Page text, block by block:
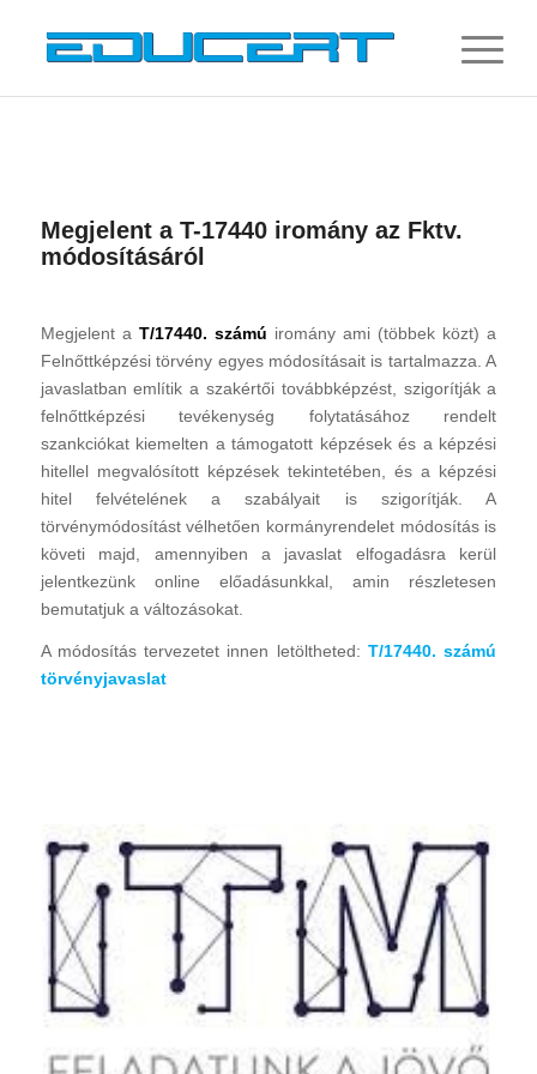
Megjelent a T-17440 iromány az Fktv.
módosításáról
Megjelent a T/17440. számú iromány ami (többek közt) a
Felnőttképzési törvény egyes módosításait is tartalmazza. A
javaslatban említik a szakértői továbbképzést, szigorítják a
felnőttképzési tevékenység folytatásához rendelt
szankciókat kiemelten a támogatott képzések és a képzési
hitellel megvalósított képzések tekintetében, és a képzési
hitel felvételének a szabályait is szigorítják. A
törvénymódosítást vélhetően kormányrendelet módosítás is
követi majd, amennyiben a javaslat elfogadásra kerül
jelentkezünk online előadásunkkal, amin részletesen
bemutatjuk a változásokat.
A módosítás tervezetet innen letöltheted: T/17440. számú
törvényjavaslat